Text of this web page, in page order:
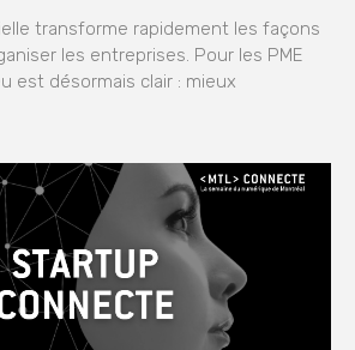
transforme rapidement les façons
les entreprises. Pour les PME
est désormais clair : mieux